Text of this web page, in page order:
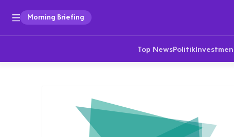
Morning Briefing
Top NewsPolitik